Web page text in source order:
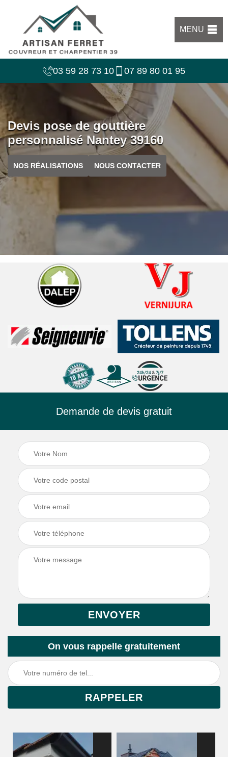
MENU
03 59 28 73 10 07 89 80 01 95
Devis pose de gouttière
personnalisé Nantey 39160
NOS RÉALISATIONS NOUS CONTACTER
Demande de devis gratuit
On vous rappelle gratuitement